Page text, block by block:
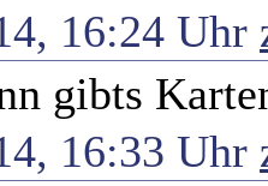
16:24 Uhr
gibts
16:33 Uhr